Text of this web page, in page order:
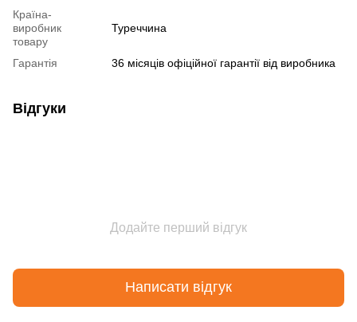
Країна-
виробник
товару
Туреччина
Гарантія 36 місяців офіційної гарантії від виробника
Відгуки
Додайте перший відгук
Написати відгук